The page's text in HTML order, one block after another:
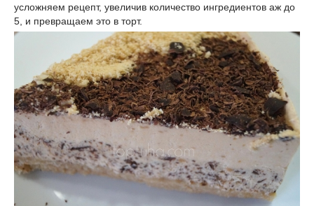
усложняем рецепт, увеличив количество ингредиентов аж до
5, и превращаем это в торт.